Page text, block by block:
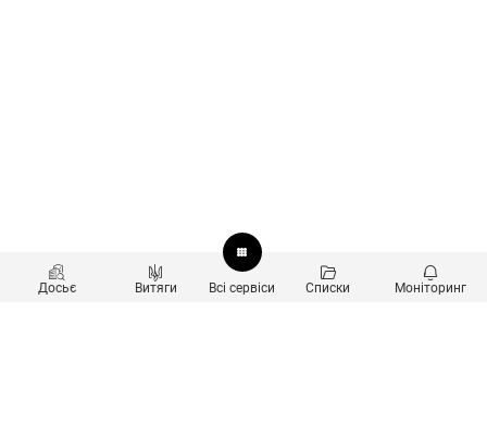
Досьє Витяги Всі сервіси Списки Моніторинг